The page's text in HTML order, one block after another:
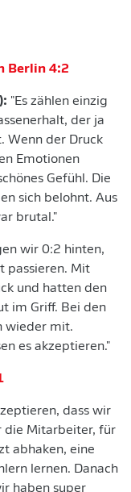
Berlin 4:2
"Es zählen einzig
der ja
Wenn der Druck
Emotionen
Gefühl. Die
sich belohnt. Aus
brutal."
wir 0:2 hinten,
passieren. Mit
und hatten den
im Griff. Bei den
wieder mit.
es akzeptieren."
dass wir
die Mitarbeiter, für
abhaken, eine
lernen. Danach
haben super